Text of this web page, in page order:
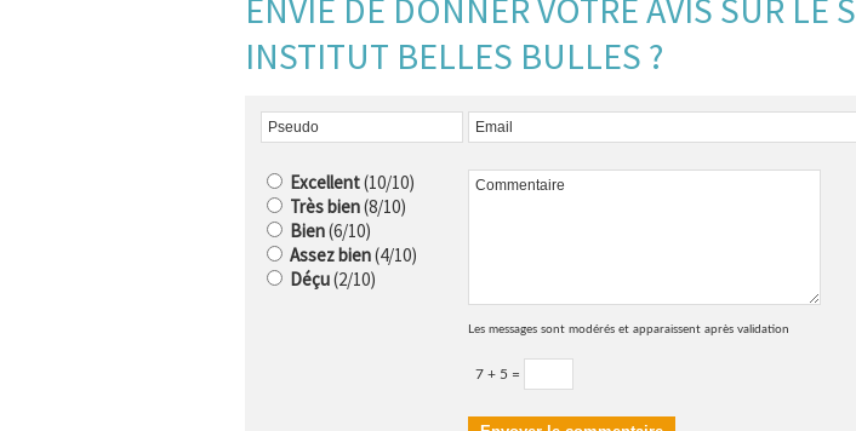
ENVIE DE DONNER VOTRE AVIS SUR LE
INSTITUT BELLES BULLES ?
Excellent(10/10)
Très bien(8/10)
Bien(6/10)
Assez bien(4/10)
Déçu(2/10)
Les messages sont modérés et apparaissent après validation
7 + 5 =